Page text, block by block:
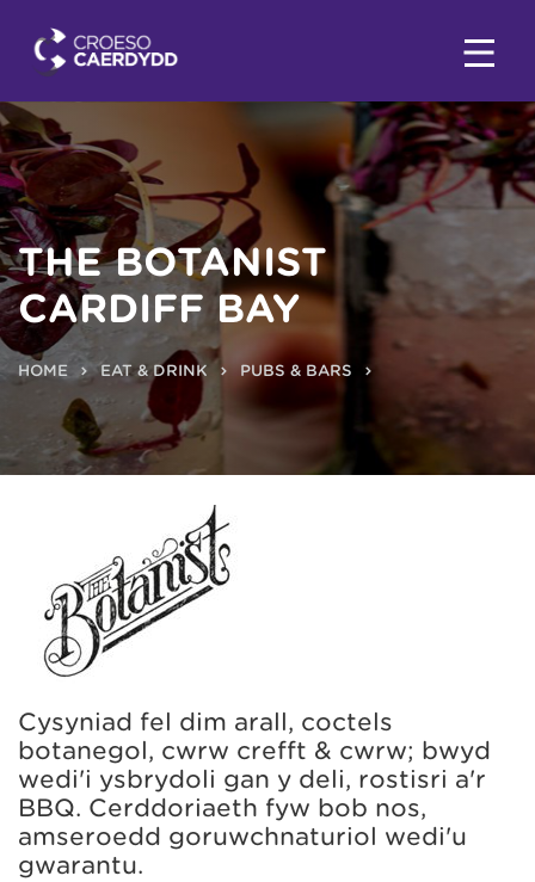
THE BOTANIST
CARDIFF BAY
HOME EAT & DRINK PUBS & BARS
Cysyniad fel dim arall, coctels
botanegol, cwrw crefft & cwrw; bwyd
wedi'i ysbrydoli gan y deli, rostisri a'r
BBQ. Cerddoriaeth fyw bob nos,
amseroedd goruwchnaturiol wedi'u
gwarantu.